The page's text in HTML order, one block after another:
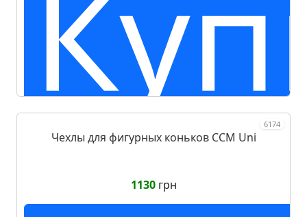
6174
Чехлы для фигурных коньков CCM Uni
1130грн